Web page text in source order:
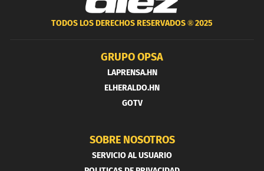
TODOS LOS DERECHOS RESERVADOS ®2025
GRUPO OPSA
LAPRENSA.HN
ELHERALDO.HN
GOTV
SOBRE NOSOTROS
SERVICIO AL USUARIO